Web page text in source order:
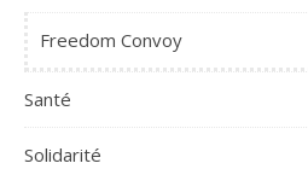
Freedom Convoy
Santé
Solidarité